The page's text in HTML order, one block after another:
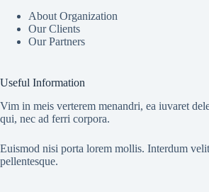
About Organization
Our Clients
Our Partners
Useful Information
Vim in meis verterem menandri, ea iuvaret
qui, nec ad ferri corpora.
Euismod nisi porta lorem mollis. Interdum
pellentesque.